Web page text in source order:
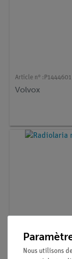
Article n° : P1444601
Volvox
Article n° : P1444801
Radiolaria mi
Nous utilisons